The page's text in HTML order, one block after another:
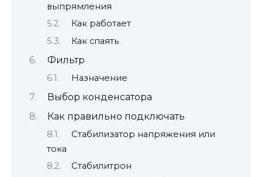
выпрямления
Как работает
Как спаять
Фильтр
Назначение
Выбор конденсатора
Как правильно подключать
Стабилизатор напряжения или
тока
Стабилитрон